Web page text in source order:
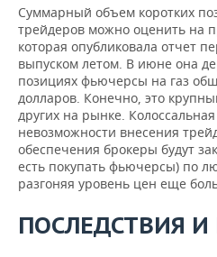
Суммарный объем коротких
трейдеров можно оценить на
которая опубликовала отчет
выпуском летом. В июне она
позициях фьючерсы на газ
долларов. Конечно, это
других на рынке.
невозможности внесения
обеспечения брокеры будут
есть покупать фьючерсы) по
разгоняя уровень цен еще
ПОСЛЕДСТВИЯ